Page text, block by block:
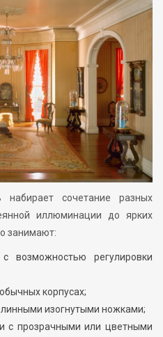
сочетание разных
иллюминации до ярких
занимают:
возможностью регулировки
корпусах;
изогнутыми ножками;
с прозрачными или цветными